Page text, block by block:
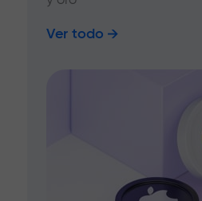
Ver todo